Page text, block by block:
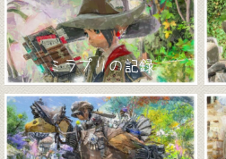
ミラプリの記録